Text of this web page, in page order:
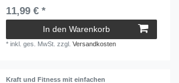
11,99 € *
In den Warenkorb
*inkl. ges. MwSt. zzgl.Versandkosten
Kraft und Fitness mit einfachen